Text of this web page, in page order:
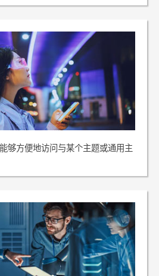
够方便地访问与某个主题或通用主